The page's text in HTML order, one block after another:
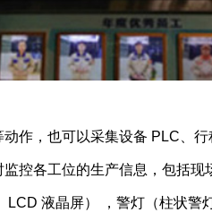
，也可以采集设备 PLC、行
控各工位的生产信息，包括现
液晶屏） ，警灯（柱状警